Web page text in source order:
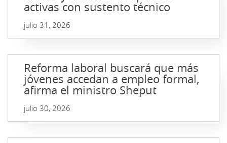
activas con sustento técnico
julio 31, 2026
Reforma laboral buscará que más
jóvenes accedan a empleo formal,
afirma el ministro Sheput
julio 30, 2026